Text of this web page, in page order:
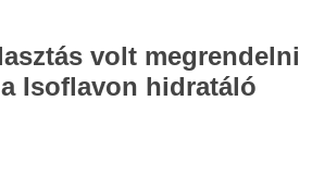
volt megrendelni
Isoflavon hidratáló